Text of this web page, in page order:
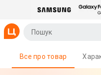
Все про товар